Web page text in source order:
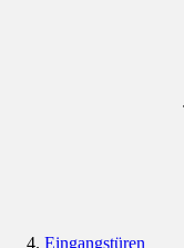
Eingangstüren